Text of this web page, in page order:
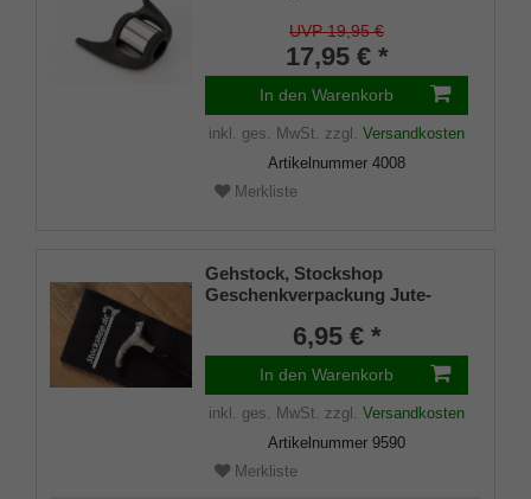
(18 - 22mm), Weichgummi
UVP 19,95 €
17,95 € *
In den Warenkorb
inkl. ges. MwSt. zzgl. Versandkosten
Artikelnummer 4008
Merkliste
Gehstock, Stockshop
Geschenkverpackung Jute-
Klettverschluss6,95 € *
In den Warenkorb
inkl. ges. MwSt. zzgl. Versandkosten
Artikelnummer 9590
Merkliste